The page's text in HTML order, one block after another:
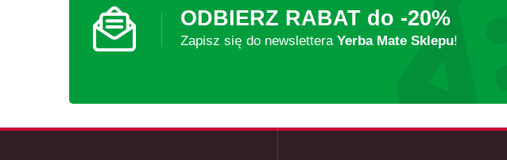
ODBIERZ RABAT do -20%
Zapisz się do newslettera Yerba Mate Sklepu!